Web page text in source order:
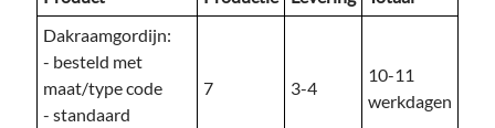
Dakraamgordijn:
- besteld met
maat/type code
- standaard
7 3-4
10-11
werkdagen